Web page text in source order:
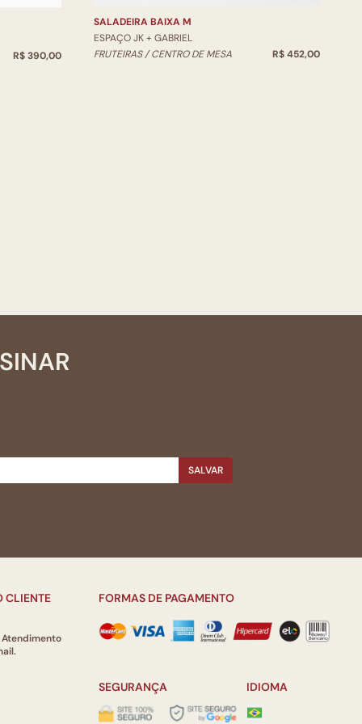
R$ 390,00
SALADEIRA BAIXA M
ESPAÇO JK + GABRIEL
FRUTEIRAS / CENTRO DE MESA
R$ 452,00
SALVAR
CLIENTE
Atendimento
FORMAS DE PAGAMENTO
SEGURANÇA IDIOMA